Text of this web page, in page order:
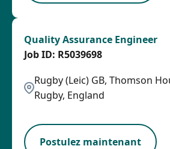
Quality Assurance Engineer
Rugby (Leic) GB, Thomson
Rugby, England
R5039698
Postulez maintenant